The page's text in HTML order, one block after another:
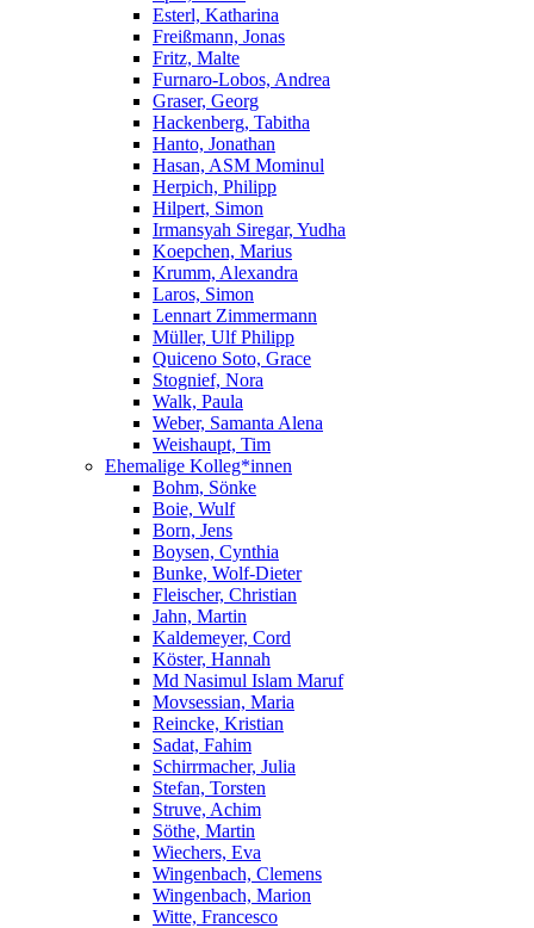
Esterl, Katharina
Freißmann, Jonas
Fritz, Malte
Furnaro-Lobos, Andrea
Graser, Georg
Hackenberg, Tabitha
Hanto, Jonathan
Hasan, ASM Mominul
Herpich, Philipp
Hilpert, Simon
Irmansyah Siregar, Yudha
Koepchen, Marius
Krumm, Alexandra
Laros, Simon
Lennart Zimmermann
Müller, Ulf Philipp
Quiceno Soto, Grace
Stognief, Nora
Walk, Paula
Weber, Samanta Alena
Weishaupt, Tim
Ehemalige Kolleg*innen
Bohm, Sönke
Boie, Wulf
Born, Jens
Boysen, Cynthia
Bunke, Wolf-Dieter
Fleischer, Christian
Jahn, Martin
Kaldemeyer, Cord
Köster, Hannah
Md Nasimul Islam Maruf
Movsessian, Maria
Reincke, Kristian
Sadat, Fahim
Schirrmacher, Julia
Stefan, Torsten
Struve, Achim
Söthe, Martin
Wiechers, Eva
Wingenbach, Clemens
Wingenbach, Marion
Witte, Francesco